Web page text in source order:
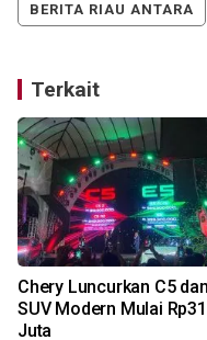
BERITA RIAU ANTARA
Terkait
Chery Luncurkan C5
SUV Modern Mulai
Juta